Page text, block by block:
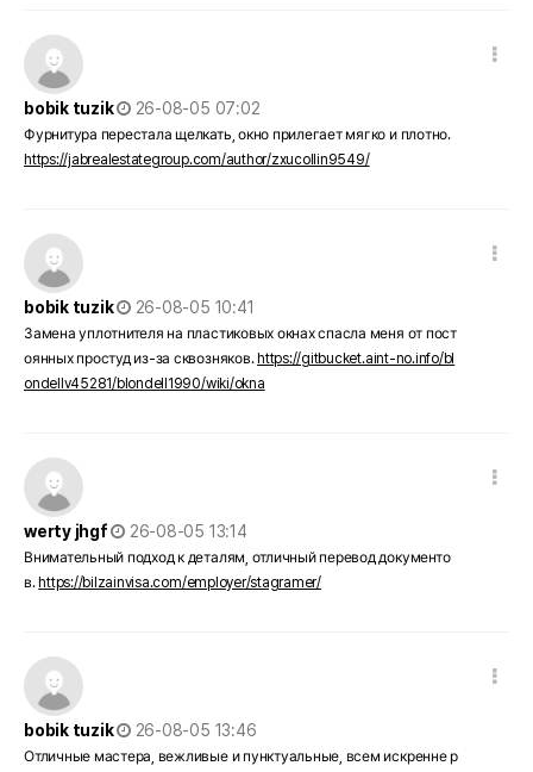
bobik tuzik
작성일
26-08-05 07:02
Фурнитура перестала щелкать, окно прилегает мягко и плотно.
https://jabrealestategroup.com/author/zxucollin9549/
bobik tuzik
작성일
26-08-05 10:41
Замена уплотнителя на пластиковых окнах спасла меня от пост
оянных простуд из-за сквозняков. https://gitbucket.aint-no.info/bl
ondellv45281/blondell1990/wiki/okna
werty jhgf
작성일
26-08-05 13:14
Внимательный подход к деталям, отличный перевод документо
в. https://bilzainvisa.com/employer/stagramer/
bobik tuzik
작성일
26-08-05 13:46
Отличные мастера, вежливые и пунктуальные, всем искренне р